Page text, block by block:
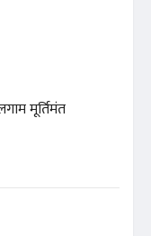
मूर्तिमंत